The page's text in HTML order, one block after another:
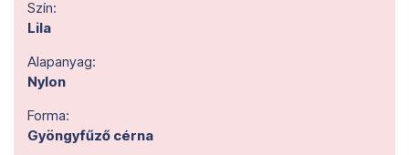
Szín:
Lila
Alapanyag:
Nylon
Forma:
Gyöngyfűző cérna